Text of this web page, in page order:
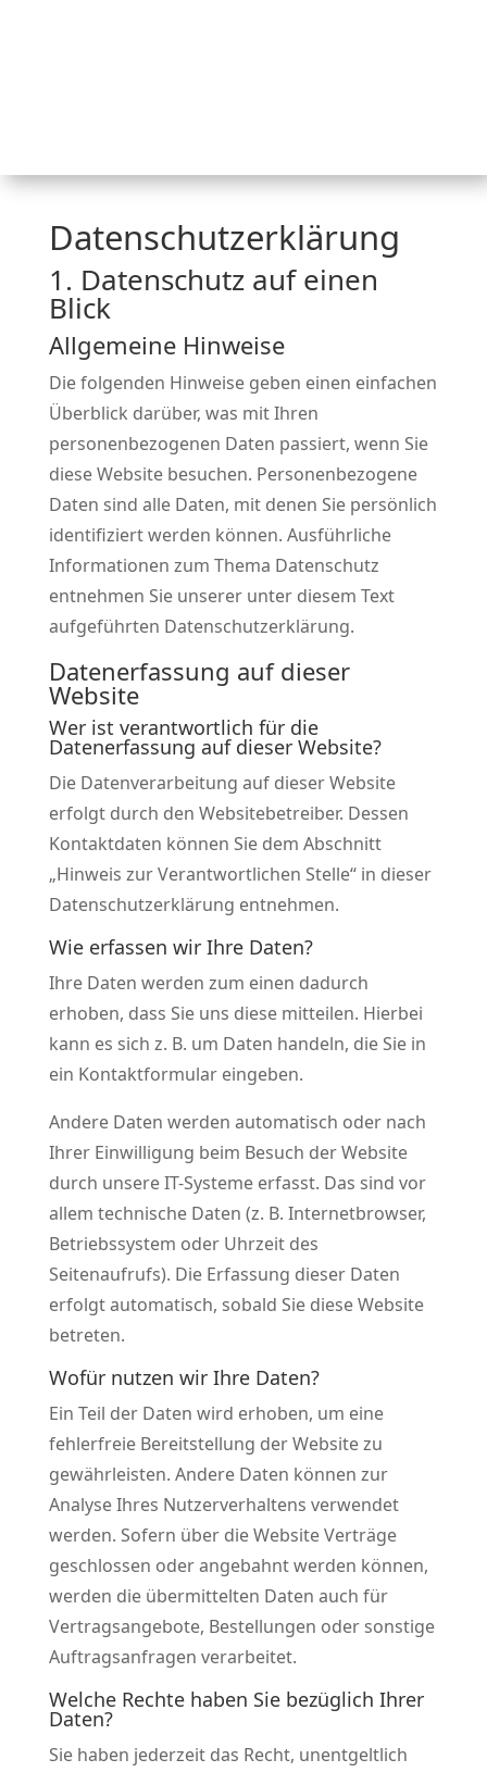
Datenschutz­erklärung
1. Datenschutz auf einen
Blick
Allgemeine Hinweise
Die folgenden Hinweise geben einen einfachen
Überblick darüber, was mit Ihren
personenbezogenen Daten passiert, wenn Sie
diese Website besuchen. Personenbezogene
Daten sind alle Daten, mit denen Sie persönlich
identifiziert werden können. Ausführliche
Informationen zum Thema Datenschutz
entnehmen Sie unserer unter diesem Text
aufgeführten Datenschutzerklärung.
Datenerfassung auf dieser
Website
Wer ist verantwortlich für die
Datenerfassung auf dieser Website?
Die Datenverarbeitung auf dieser Website
erfolgt durch den Websitebetreiber. Dessen
Kontaktdaten können Sie dem Abschnitt
„Hinweis zur Verantwortlichen Stelle“ in dieser
Datenschutzerklärung entnehmen.
Wie erfassen wir Ihre Daten?
Ihre Daten werden zum einen dadurch
erhoben, dass Sie uns diese mitteilen. Hierbei
kann es sich z. B. um Daten handeln, die Sie in
ein Kontaktformular eingeben.
Andere Daten werden automatisch oder nach
Ihrer Einwilligung beim Besuch der Website
durch unsere IT-Systeme erfasst. Das sind vor
allem technische Daten (z. B. Internetbrowser,
Betriebssystem oder Uhrzeit des
Seitenaufrufs). Die Erfassung dieser Daten
erfolgt automatisch, sobald Sie diese Website
betreten.
Wofür nutzen wir Ihre Daten?
Ein Teil der Daten wird erhoben, um eine
fehlerfreie Bereitstellung der Website zu
gewährleisten. Andere Daten können zur
Analyse Ihres Nutzerverhaltens verwendet
werden. Sofern über die Website Verträge
geschlossen oder angebahnt werden können,
werden die übermittelten Daten auch für
Vertragsangebote, Bestellungen oder sonstige
Auftragsanfragen verarbeitet.
Welche Rechte haben Sie bezüglich Ihrer
Daten?
Sie haben jederzeit das Recht, unentgeltlich